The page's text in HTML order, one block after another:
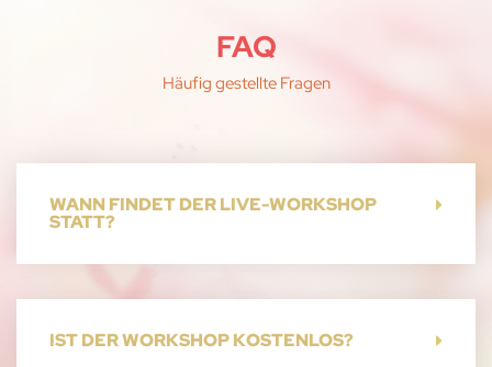
FAQ
Häufig gestellte Fragen
WANN FINDET DER LIVE-WORKSHOP
STATT?
IST DER WORKSHOP KOSTENLOS?